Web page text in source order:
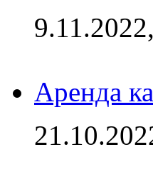
Аренда